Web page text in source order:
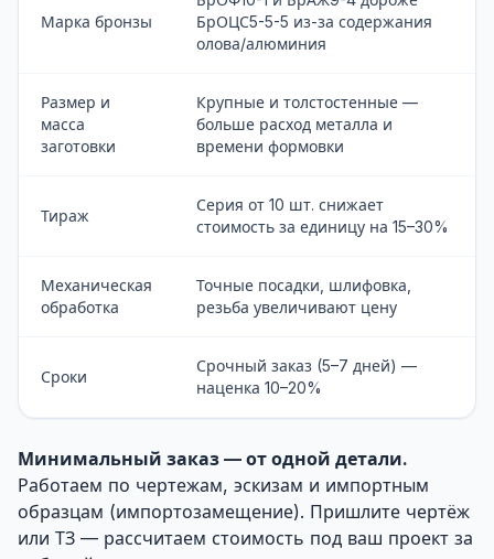
Марка бронзы
БрОЦС5-5-5 из-за содержания
олова/алюминия
Размер и
масса
заготовки
Крупные и толстостенные —
больше расход металла и
времени формовки
Тираж
Серия от 10 шт. снижает
стоимость за единицу на 15–30%
Механическая
обработка
Точные посадки, шлифовка,
резьба увеличивают цену
Сроки
Срочный заказ (5–7 дней) —
наценка 10–20%
Минимальный заказ — от одной детали.
Работаем по чертежам, эскизам и импортным
образцам (импортозамещение). Пришлите чертёж
или ТЗ — рассчитаем стоимость под ваш проект за